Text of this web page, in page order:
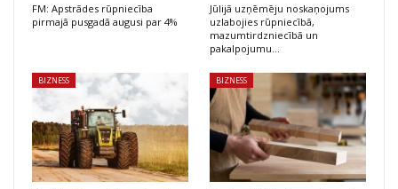
FM: Apstrādes rūpniecība
pirmajā pusgadā augusi par 4%
Jūlijā uzņēmēju noskaņojums
uzlabojies rūpniecībā,
mazumtirdzniecībā un
pakalpojumu…
BIZNESS BIZNESS